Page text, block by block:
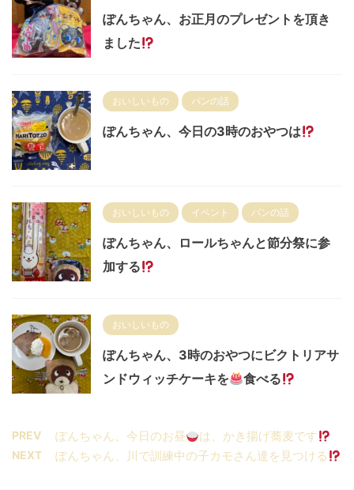
ぽんちゃん、お正月のプレゼントを頂き
ました
おいしいもの パンの話
ぽんちゃん、今日の3時のおやつは
おいしいもの イベント パンの話
ぽんちゃん、ロールちゃんと節分祭に参
加する
おいしいもの
ぽんちゃん、3時のおやつにビクトリアサ
ンドウィッチケーキを
食べる
PREV ぽんちゃん、今日のお昼 は、かき揚げ蕎麦です
NEXT ぽんちゃん、川で訓練中の子カモさん達を見つける